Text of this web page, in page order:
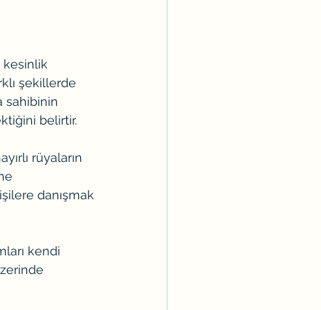
kesinlik
şekillerde
sahibinin
belirtir.
rüyaların
danışmak
kendi